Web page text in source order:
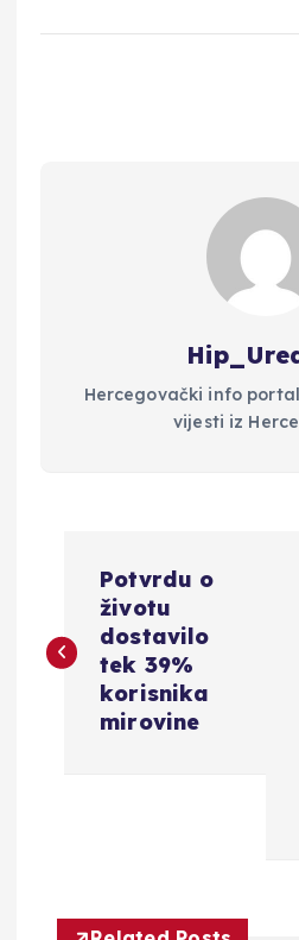
Hercegovački info
vijesti iz
v
c
Potvrdu o
životu
dostavilo
tek 39%
korisnika
mirovine